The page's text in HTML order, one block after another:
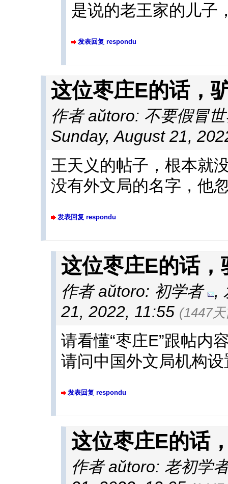
是说的老王家的儿子
发表回复 respondu
这位枣庄E的话，
作者 aŭtoro: 不要假冒
Sunday, August 21,
王天义的帖子，根本就
没有外文局的名字，他
发表回复 respondu
这位枣庄E的话
作者 aŭtoro: 初学者 ,
21, 2022, 11:55 (1447
请看懂“枣庄E”跟帖内
请问中国外文局机构
发表回复 respondu
这位枣庄E的话
作者 aŭtoro: 老初学